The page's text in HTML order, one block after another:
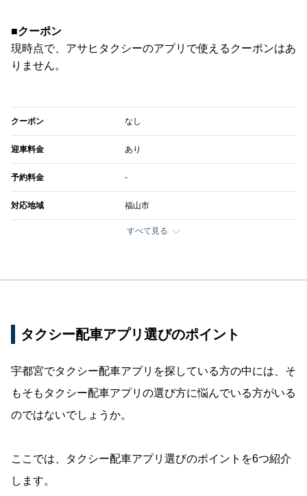
■クーポン
現時点で、アサヒタクシーのアプリで使えるクーポンはあ
りません。
クーポン なし
迎車料金 あり
予約料金 -
対応地域 福山市
すべて見る
タクシー配車アプリ選びのポイント
宇都宮でタクシー配車アプリを探している方の中には、そ
もそもタクシー配車アプリの選び方に悩んでいる方がいる
のではないでしょうか。
ここでは、タクシー配車アプリ選びのポイントを6つ紹介
します。